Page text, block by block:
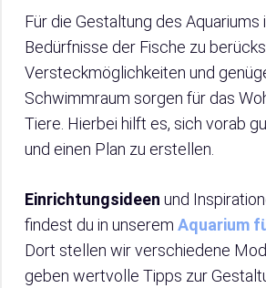
Für die Gestaltung des Aquariums
Bedürfnisse der Fische zu
Versteckmöglichkeiten und
Schwimmraum sorgen für das
Tiere. Hierbei hilft es, sich vorab
und einen Plan zu erstellen.
Einrichtungsideen und
findest du in unserem Aquarium
Dort stellen wir verschiedene
geben wertvolle Tipps zur